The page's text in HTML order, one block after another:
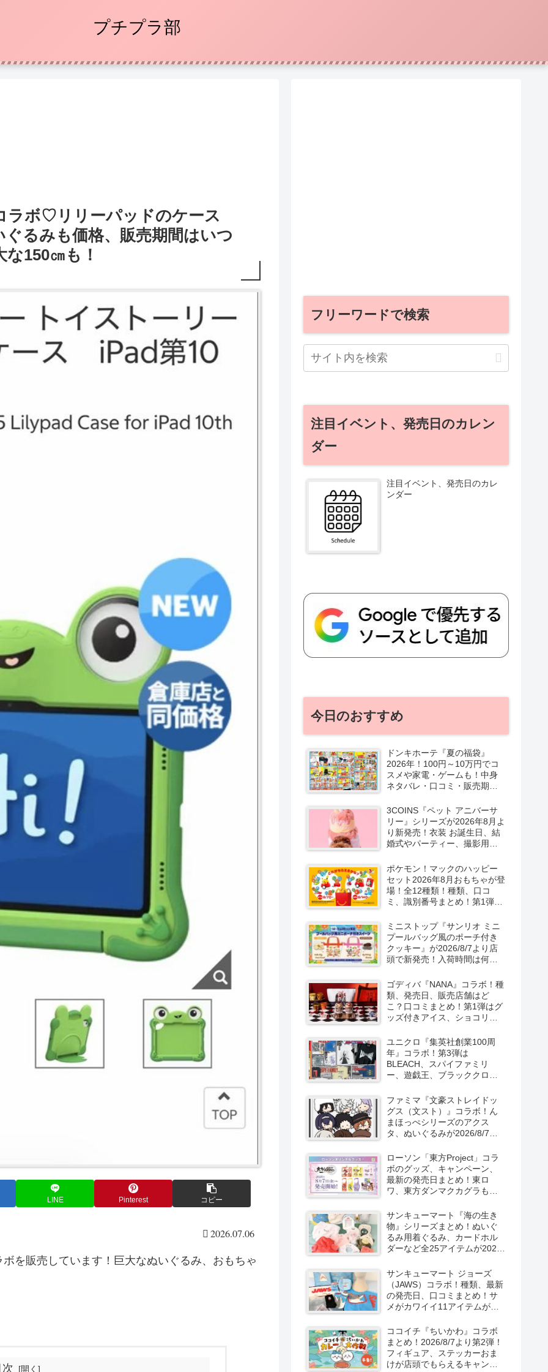
プチプラ部
ラボ♡リリーパッドのケース
るみも価格、販売期間はいつ
150㎝も！
LINE Pinterest コピー
2026.07.06
を販売しています！巨大なぬいぐるみ、おもちゃ
フリーワードで検索
注目イベント、発売日のカレン
ダー
注目イベント、発売日のカレ
ンダー
今日のおすすめ
ドンキホーテ『夏の福袋』
2026年！100円～10万円でコ
スメや家電・ゲームも！中身
ネタバレ・口コミ・販売期
3COINS『ペット アニバーサ
リー』シリーズが2026年8月よ
り新発売！衣装 お誕生日、結
婚式やパーティー、撮影用グ
ポケモン！マックのハッピー
セット2026年8月おもちゃが登
場！全12種類！種類、口コ
ミ、識別番号まとめ！第1弾は
ミニストップ『サンリオ ミニ
プールバッグ風のポーチ付き
クッキー』が2026/8/7より店
頭で新発売！入荷時間は何
施！キティ&ダニエル、マイメ
ロ＆クロミの2種類！
ゴディバ『NANA』コラボ！種
類、発売日、販売店舗はど
こ？口コミまとめ！第1弾はグ
ッズ付きアイス、ショコリキ
より新発売！第2弾は限定チョ
コレートなどが2026年10月？
再販売は？
ユニクロ『集英社創業100周
年』コラボ！第3弾は
BLEACH、スパイファミリ
ー、遊戯王、ブラッククロー
の半袖Tシャツが2026/8/7より
新発売！
ファミマ『文豪ストレイドッ
グス（文スト）』コラボ！ん
まほっぺシリーズのアクス
タ、ぬいぐるみが2026/8/7～
ローソン「東方Project」コラ
ボのグッズ、キャンペーン、
最新の発売日まとめ！東ロ
ワ、東方ダンマクカグラも！
LostWordのプラモ風アクキ
ー、カラビナ、クリアファイ
ルが2026/8/7より新発売！
サンキューマート『海の生き
物』シリーズまとめ！ぬいぐ
るみ用着ぐるみ、カードホル
ダーなど全25アイテムが2026
コミ！
サンキューマート ジョーズ
（JAWS）コラボ！種類、最新
の発売日、口コミまとめ！サ
メがカワイイ11アイテムが
ココイチ『ちいかわ』コラボ
まとめ！2026/8/7より第2弾！
フィギュア、ステッカーおま
けが店頭でもらえるキャンペ